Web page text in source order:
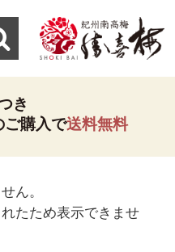
き
ご購入で送料無料
ん。
たため表示できませ